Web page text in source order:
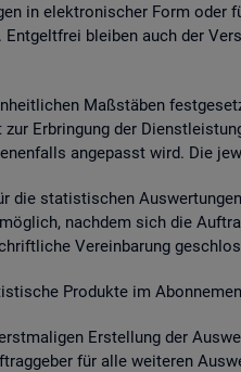
in elek­tro­ni­scher Form
Ent­gelt­frei blei­ben auch der
Maß­stä­ben
Er­brin­gung der
an­ge­passt wird. Die
die sta­tis­ti­schen
nach­dem sich die
Ver­ein­ba­rung
Pro­duk­te im
Er­stel­lung der
für alle wei­te­ren